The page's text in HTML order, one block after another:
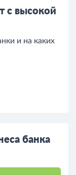
с высокой
и на каких